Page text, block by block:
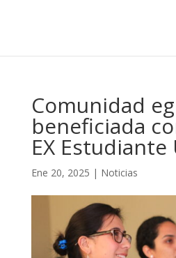
Comunidad
beneficiada
EX Estudiante
Ene 20, 2025 | Noticias